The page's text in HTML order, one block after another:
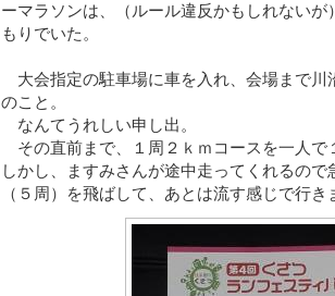
ーマラソンは、（ルール違反かもしれない
もりでいた。
大会指定の駐車場に車を入れ、会場まで川
のこと。
なんてうれしい申し出。
その直前まで、１周２ｋｍコースを一人で
しかし、ますみさんが途中走ってくれるの
（５周）を飛ばして、あとは流す感じで行き